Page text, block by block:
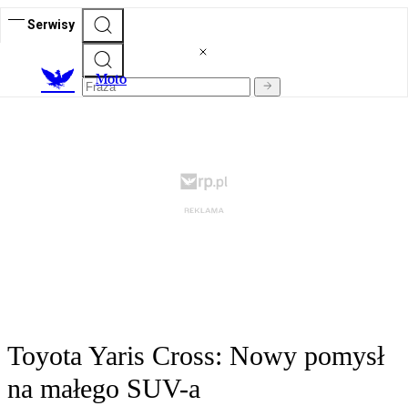
Serwisy
Moto
Toyota Yaris Cross: Nowy pomysł
na małego SUV-a